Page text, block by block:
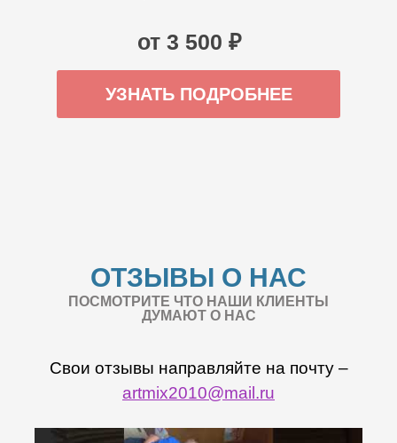
от 3 500 ₽
УЗНАТЬ ПОДРОБНЕЕ
ОТЗЫВЫ О НАС
ПОСМОТРИТЕ ЧТО НАШИ КЛИЕНТЫ
ДУМАЮТ О НАС
Свои отзывы направляйте на почту –
artmix2010@mail.ru